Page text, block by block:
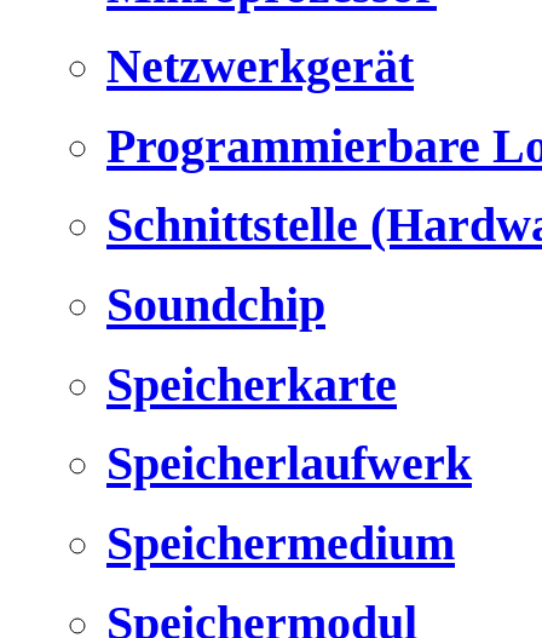
Netzwerkgerät
Programmierbare
Schnittstelle
Soundchip
Speicherkarte
Speicherlaufwerk
Speichermedium
Speichermodul